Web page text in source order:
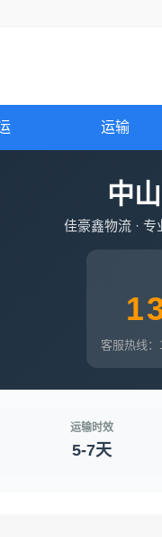
运输
中
佳豪鑫物流 · 专
客服热线
运输时效
5-7天